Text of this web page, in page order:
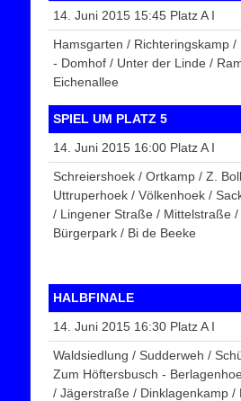
14. Juni 2015 15:45 Platz A I
Hamsgarten / Richteringskamp /
- Domhof / Unter der Linde /
Eichenallee
SPIEL UM PLATZ 5
14. Juni 2015 16:00 Platz A I
Schreiershoek / Ortkamp / Z.
Uttruperhoek / Völkenhoek /
/ Lingener Straße / Mittelstraße /
Bürgerpark / Bi de Beeke
HALBFINALE
14. Juni 2015 16:30 Platz A I
Waldsiedlung / Sudderweh /
Zum Höftersbusch -
/ Jägerstraße / Dinklagenkamp /